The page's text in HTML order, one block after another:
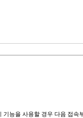
능을 사용할 경우 다음 접